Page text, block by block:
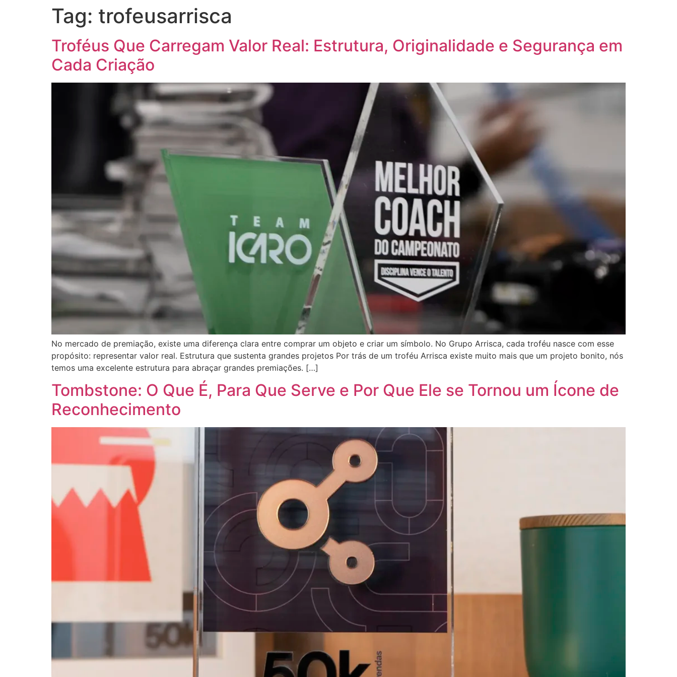
Tag: trofeusarrisca
Troféus Que Carregam Valor Real: Estrutura, Originalidade e Segurança em
Cada Criação
No mercado de premiação, existe uma diferença clara entre comprar um objeto e criar um símbolo. No Grupo Arrisca, cada troféu nasce com esse
propósito: representar valor real. Estrutura que sustenta grandes projetos Por trás de um troféu Arrisca existe muito mais que um projeto bonito, nós
temos uma excelente estrutura para abraçar grandes premiações. […]
Tombstone: O Que É, Para Que Serve e Por Que Ele se Tornou um Ícone de
Reconhecimento